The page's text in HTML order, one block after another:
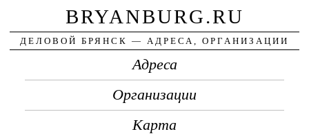
BRYANBURG.RU
ДЕЛОВОЙ БРЯНСК — АДРЕСА, ОРГАНИЗАЦИИ
Адреса
Организации
Карта